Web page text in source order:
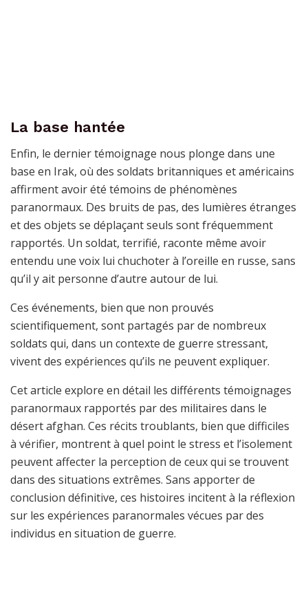
La base hantée
Enfin, le dernier témoignage nous plonge dans une
base en Irak, où des soldats britanniques et américains
affirment avoir été témoins de phénomènes
paranormaux. Des bruits de pas, des lumières étranges
et des objets se déplaçant seuls sont fréquemment
rapportés. Un soldat, terrifié, raconte même avoir
entendu une voix lui chuchoter à l’oreille en russe, sans
qu’il y ait personne d’autre autour de lui.
Ces événements, bien que non prouvés
scientifiquement, sont partagés par de nombreux
soldats qui, dans un contexte de guerre stressant,
vivent des expériences qu’ils ne peuvent expliquer.
Cet article explore en détail les différents témoignages
paranormaux rapportés par des militaires dans le
désert afghan. Ces récits troublants, bien que difficiles
à vérifier, montrent à quel point le stress et l’isolement
peuvent affecter la perception de ceux qui se trouvent
dans des situations extrêmes. Sans apporter de
conclusion définitive, ces histoires incitent à la réflexion
sur les expériences paranormales vécues par des
individus en situation de guerre.